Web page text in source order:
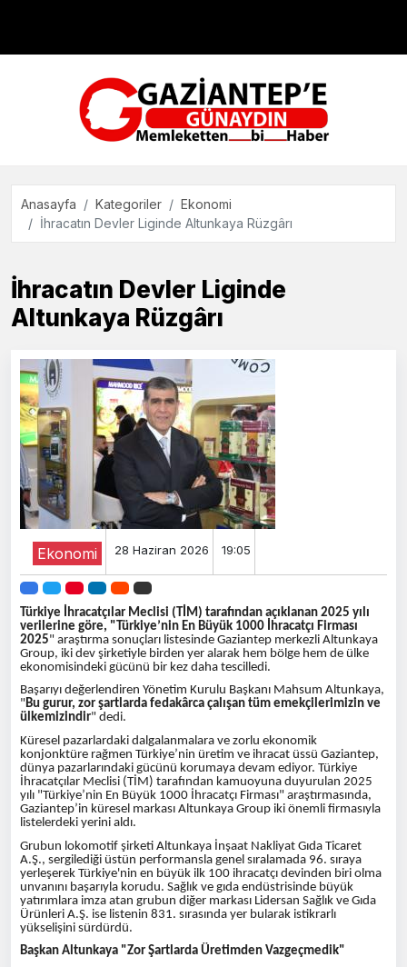
Teknoloji
Anasayfa Kategoriler
Ekonomi
İhracatın Devler Liginde Altunkaya Rüzgârı
İhracatın Devler Liginde
Altunkaya Rüzgârı
Ekonomi 28 Haziran 2026 19:05
Türkiye İhracatçılar Meclisi (TİM) tarafından açıklanan 2025 yılı
verilerine göre, "Türkiye’nin En Büyük 1000 İhracatçı Firması
2025" araştırma sonuçları listesinde Gaziantep merkezli Altunkaya
Group, iki dev şirketiyle birden yer alarak hem bölge hem de ülke
ekonomisindeki gücünü bir kez daha tescilledi.
Başarıyı değerlendiren Yönetim Kurulu Başkanı Mahsum Altunkaya,
"Bu gurur, zor şartlarda fedakârca çalışan tüm emekçilerimizin ve
ülkemizindir" dedi.
Küresel pazarlardaki dalgalanmalara ve zorlu ekonomik
konjonktüre rağmen Türkiye’nin üretim ve ihracat üssü Gaziantep,
dünya pazarlarındaki gücünü korumaya devam ediyor. Türkiye
İhracatçılar Meclisi (TİM) tarafından kamuoyuna duyurulan 2025
yılı "Türkiye’nin En Büyük 1000 İhracatçı Firması" araştırmasında,
Gaziantep’in küresel markası Altunkaya Group iki önemli firmasıyla
listelerdeki yerini aldı.
Grubun lokomotif şirketi Altunkaya İnşaat Nakliyat Gıda Ticaret
A.Ş., sergilediği üstün performansla genel sıralamada 96. sıraya
yerleşerek Türkiye'nin en büyük ilk 100 ihracatçı devinden biri olma
unvanını başarıyla korudu. Sağlık ve gıda endüstrisinde büyük
yatırımlara imza atan grubun diğer markası Lidersan Sağlık ve Gıda
Ürünleri A.Ş. ise listenin 831. sırasında yer bularak istikrarlı
yükselişini sürdürdü.
Başkan Altunkaya "Zor Şartlarda Üretimden Vazgeçmedik"